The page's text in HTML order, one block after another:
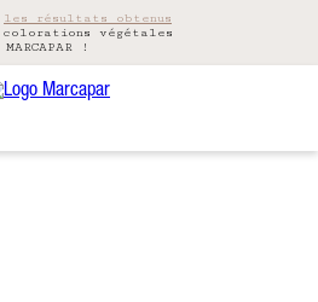
les résultats obtenus
colorations végétales
MARCAPAR !